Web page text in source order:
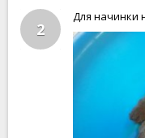
2
Для начинки